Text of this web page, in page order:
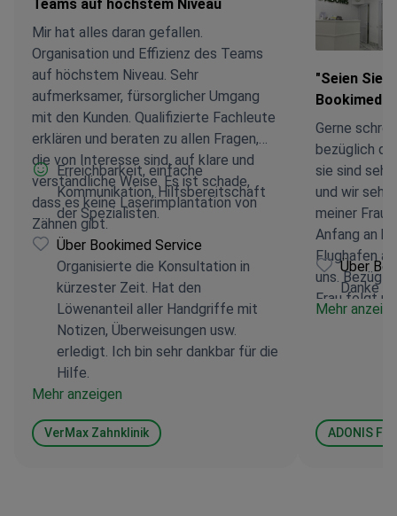
Teams auf höchstem Niveau
Mir hat alles daran gefallen.
Organisation und Effizienz des Teams
auf höchstem Niveau. Sehr
aufmerksamer, fürsorglicher Umgang
mit den Kunden. Qualifizierte Fachleute
erklären und beraten zu allen Fragen,
die von Interesse sind, auf klare und
verständliche Weise. Es ist schade,
dass es keine Laserimplantation von
Zähnen gibt.
Erreichbarkeit, einfache
Kommunikation, Hilfsbereitschaft
der Spezialisten.
Über Bookimed Service
Organisierte die Konsultation in
kürzester Zeit. Hat den
Löwenanteil aller Handgriffe mit
Notizen, Überweisungen usw.
erledigt. Ich bin sehr dankbar für die
Hilfe.
Mehr anzeigen
VerMax Zahnklinik
"Seien Sie
Bookimed
Gerne
bezüglich
sie sind sehr
und wir
meiner Frau.
Anfang an
Flughafen
uns.
Frau folgt
und meine
Nochmals
Über
Danke
Mehr
ADONIS